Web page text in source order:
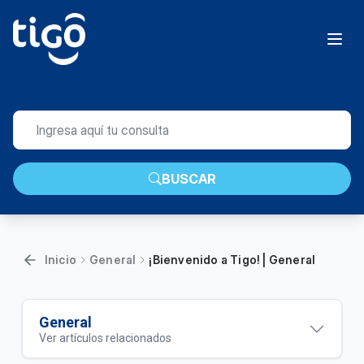
BUSCAR
Inicio General ¡Bienvenido a Tigo! | General
General
Ver artículos relacionados